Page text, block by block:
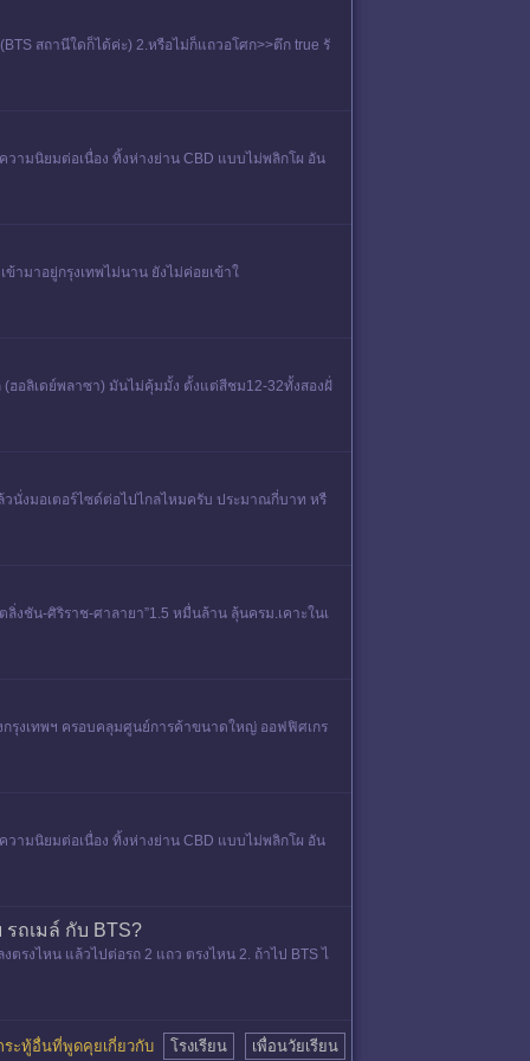
สถานีใดก็ได้ค่ะ) 2.หรือไม่ก็แถวอโศก>>ตึก true รั
ามนิยมต่อเนื่อง ทิ้งห่างย่าน CBD แบบไม่พลิกโผ อัน
ามาอยู่กรุงเทพไม่นาน ยังไม่ค่อยเข้าใ
อลิเดย์พลาซา) มันไม่คุ้มมั้ง ตั้งแต่สีชม12-32ทั้งสองฝั่
นั่งมอเตอร์ไซด์ต่อไปไกลไหมครับ ประมาณกี่บาท หรื
งชัน-ศิริราช-ศาลายา”1.5 หมื่นล้าน ลุ้นครม.เคาะในเ
รุงเทพฯ ครอบคลุมศูนย์การค้าขนาดใหญ่ ออฟฟิศเกร
ามนิยมต่อเนื่อง ทิ้งห่างย่าน CBD แบบไม่พลิกโผ อัน
ถเมล์ กับ BTS?
ตรงไหน แล้วไปต่อรถ 2 แถว ตรงไหน 2. ถ้าไป BTS ไ
ระทู้อื่นที่พูดคุยเกี่ยวกับ โรงเรียน เพื่อนวัยเรียน